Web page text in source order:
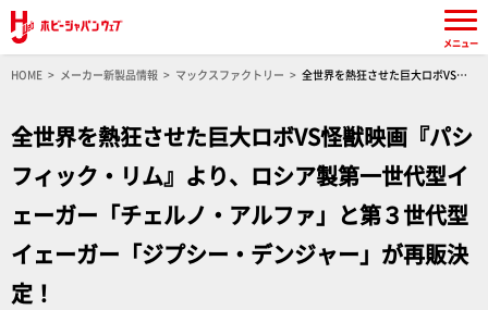
HOME メーカー新製品情報 マックスファクトリー
全世界を熱狂させた巨大ロボVS怪
全世界を熱狂させた巨大ロボVS怪獣映画『パシ
フィック・リム』より、ロシア製第一世代型イ
ェーガー「チェルノ・アルファ」と第３世代型
イェーガー「ジプシー・デンジャー」が再販決
定！
メニュー